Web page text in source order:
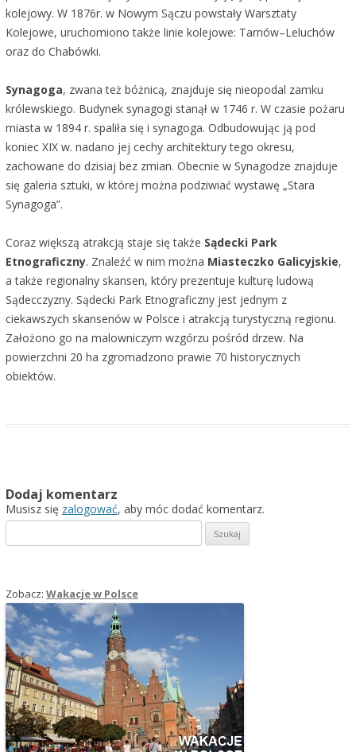
kolejowy. W 1876r. w Nowym Sączu powstały Warsztaty
Kolejowe, uruchomiono także linie kolejowe: Tarnów–Leluchów
oraz do Chabówki.
Synagoga, zwana też bóżnicą, znajduje się nieopodal zamku
królewskiego. Budynek synagogi stanął w 1746 r. W czasie pożaru
miasta w 1894 r. spaliła się i synagoga. Odbudowując ją pod
koniec XIX w. nadano jej cechy architektury tego okresu,
zachowane do dzisiaj bez zmian. Obecnie w Synagodze znajduje
się galeria sztuki, w której można podziwiać wystawę „Stara
Synagoga”.
Coraz większą atrakcją staje się także Sądecki Park
Etnograficzny. Znaleźć w nim można Miasteczko Galicyjskie,
a także regionalny skansen, który prezentuje kulturę ludową
Sądecczyzny. Sądecki Park Etnograficzny jest jednym z
ciekawszych skansenów w Polsce i atrakcją turystyczną regionu.
Założono go na malowniczym wzgórzu pośród drzew. Na
powierzchni 20 ha zgromadzono prawie 70 historycznych
obiektów.
Dodaj komentarz
Musisz się zalogować, aby móc dodać komentarz.
Zobacz: Wakacje w Polsce